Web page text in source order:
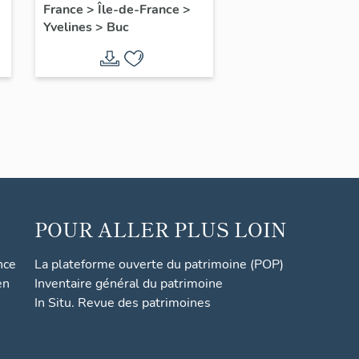
France > Île-de-France >
Yvelines> Buc
POUR ALLER PLUS LOIN
La plateforme ouverte du patrimoine (POP)
Inventaire général du patrimoine
In Situ. Revue des patrimoines